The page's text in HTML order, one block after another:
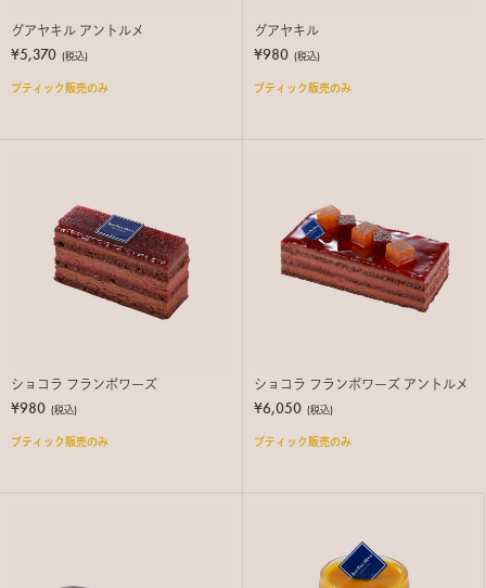
グアヤキル アントルメ
¥5,370 (税込)
ブティック販売のみ
グアヤキル
¥980 (税込)
ブティック販売のみ
ショコラ フランボワーズ
¥980 (税込)
ブティック販売のみ
ショコラ フランボワーズ アントルメ
¥6,050 (税込)
ブティック販売のみ